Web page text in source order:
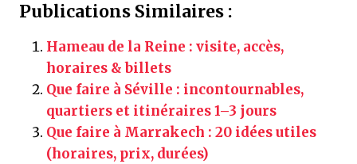
Publications Similaires :
Hameau de la Reine : visite, accès,
horaires & billets
Que faire à Séville : incontournables,
quartiers et itinéraires 1–3 jours
Que faire à Marrakech : 20 idées utiles
(horaires, prix, durées)